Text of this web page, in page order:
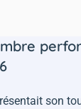
son